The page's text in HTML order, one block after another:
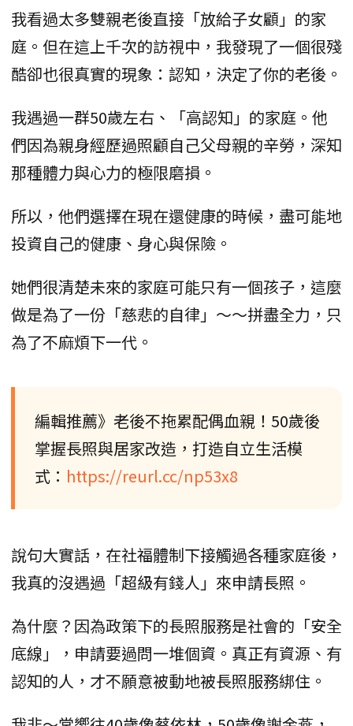
我看過太多雙親老後直接「放給子女顧」的家
庭。但在這上千次的訪視中，我發現了一個很殘
酷卻也很真實的現象：認知，決定了你的老後。
我遇過一群50歲左右、「高認知」的家庭。他
們因為親身經歷過照顧自己父母親的辛勞，深知
那種體力與心力的極限磨損。
所以，他們選擇在現在還健康的時候，盡可能地
投資自己的健康、身心與保險。
她們很清楚未來的家庭可能只有一個孩子，這麼
做是為了一份「慈悲的自律」～～拼盡全力，只
為了不麻煩下一代。
編輯推薦》老後不拖累配偶血親！50歲後
掌握長照與居家改造，打造自立生活模
式： https://reurl.cc/np53x8
說句大實話，在社福體制下接觸過各種家庭後，
我真的沒遇過「超級有錢人」來申請長照。
為什麼？因為政策下的長照服務是社會的「安全
底線」，申請要過問一堆個資。真正有資源、有
認知的人，才不願意被動地被長照服務綁住。